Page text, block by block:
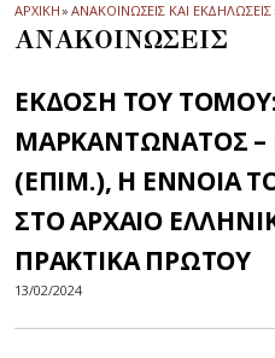
ΑΡΧΙΚΗ» ΑΝΑΚΟΙΝΩΣΕΙΣ ΚΑΙ ΕΚΔΗΛΩΣΕΙΣ
ΑΝΑΚΟΙΝΩΣΕΙΣ
ΕΚΔΟΣΗ ΤΟΥ
ΜΑΡΚΑΝΤΩΝΑΤΟΣ –
(ΕΠΙΜ.), Η ΕΝΝΟΙΑ
ΣΤΟ ΑΡΧΑΙΟ
ΠΡΑΚΤΙΚΑ ΠΡΩΤΟΥ
13/02/2024